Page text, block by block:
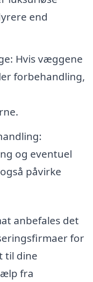
end
Hvis væggene
forbehandling,
og eventuel
påvirke
anbefales det
for
til dine
fra